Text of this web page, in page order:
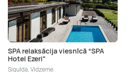
SPA relaksācija viesnīcā “SPA
Hotel Ezeri"
Sigulda, Vidzeme